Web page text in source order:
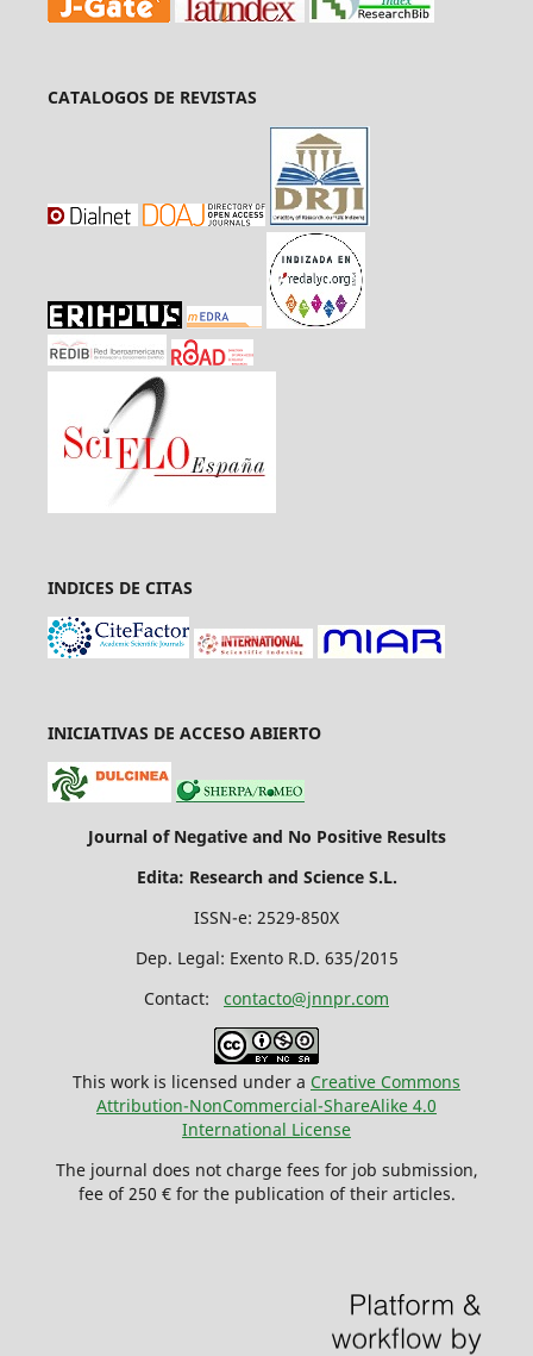
CATALOGOS DE REVISTAS
INDICES DE CITAS
INICIATIVAS DE ACCESO ABIERTO
Journal of Negative and No Positive Results
Edita: Research and Science S.L.
ISSN-e: 2529-850X
Dep. Legal: Exento R.D. 635/2015
Contact: contacto@jnnpr.com
This work is licensed under a Creative Commons
Attribution-NonCommercial-ShareAlike 4.0
International License
The journal does not charge fees for job submission,
fee of 250 € for the publication of their articles.